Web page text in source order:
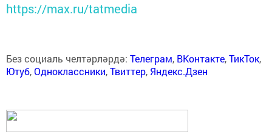
https://max.ru/tatmedia
Без социаль челтәрләрдә: Телеграм, ВКонтакте,ТикТок,
Ютуб,Одноклассники,Твиттер, Яндекс.Дзен